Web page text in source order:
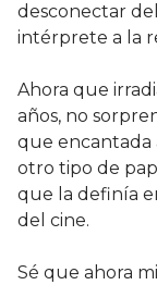
desconectar
intérprete a la
Ahora que
años, no
que encantada
otro tipo de
que la definía
del cine.
Sé que ahora